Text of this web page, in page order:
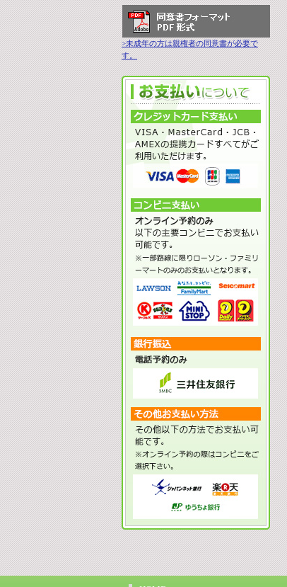
>未成年の方は親権者の同意書が必要で
す。